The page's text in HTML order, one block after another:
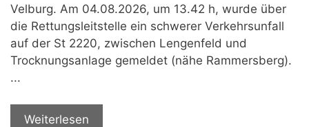
Velburg. Am 04.08.2026, um 13.42 h, wurde über
die Rettungsleitstelle ein schwerer Verkehrsunfall
auf der St 2220, zwischen Lengenfeld und
Trocknungsanlage gemeldet (nähe Rammersberg).
...
Weiterlesen